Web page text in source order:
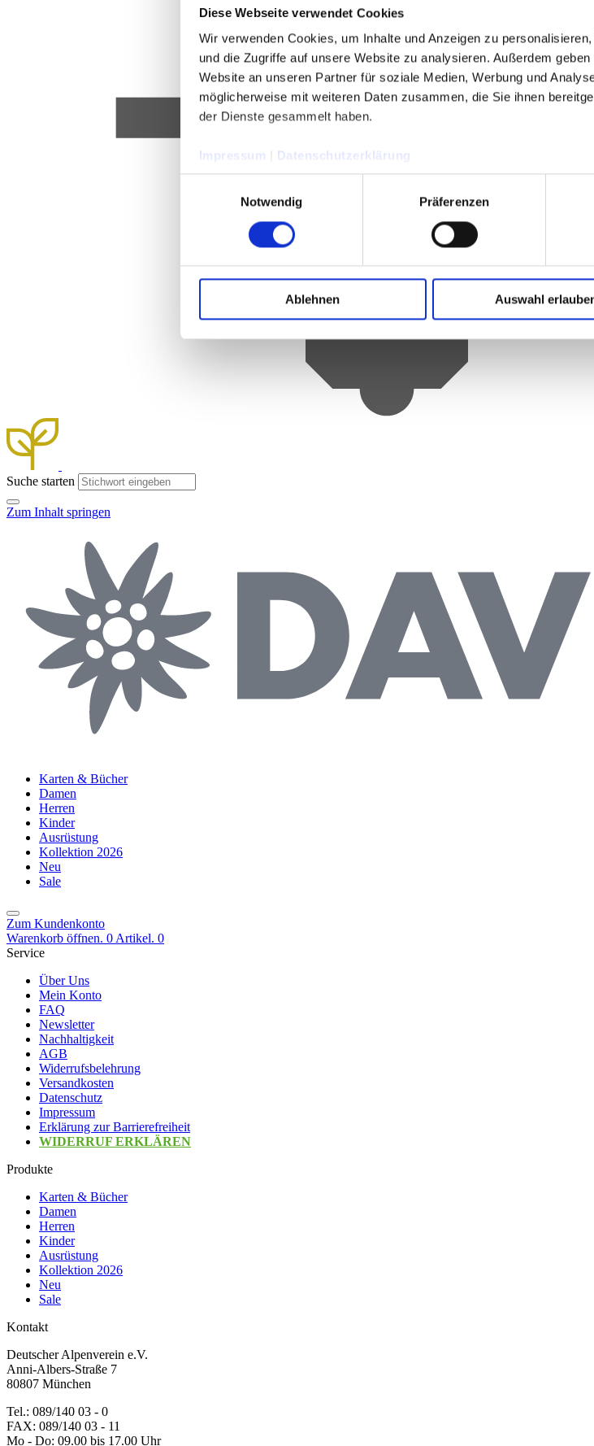
Diese Webseite verwendet Cookies
Wir verwenden Cookies, um Inhalte und Anzeigen zu
und die Zugriffe auf unsere Website zu analysieren. Außerdem
Website an unseren Partner für soziale Medien, Werbung und
möglicherweise mit weiteren Daten zusammen, die Sie ihnen
der Dienste gesammelt haben.
Impressum
Datenschutzerklärung
Notwendig
Präferenzen
Ablehnen Auswahl
Suche starten
Zum Inhalt springen
Karten & Bücher
Damen
Herren
Kinder
Ausrüstung
Kollektion 2026
Neu
Sale
Zum Kundenkonto
Warenkorb öffnen. 0 Artikel. 0
Service
Über Uns
Mein Konto
FAQ
Newsletter
Nachhaltigkeit
AGB
Widerrufsbelehrung
Versandkosten
Datenschutz
Impressum
Erklärung zur Barrierefreiheit
WIDERRUF ERKLÄREN
Produkte
Karten & Bücher
Damen
Herren
Kinder
Ausrüstung
Kollektion 2026
Neu
Sale
Kontakt
Deutscher Alpenverein e.V.
Anni-Albers-Straße 7
80807 München
Tel.: 089/140 03 - 0
FAX: 089/140 03 - 11
Mo - Do: 09.00 bis 17.00 Uhr